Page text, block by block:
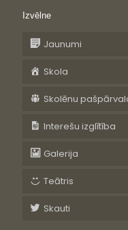
Izvēlne
Jaunumi
Skola
Skolēnu
Interešu izglītība
Galerija
Teātris
Skauti